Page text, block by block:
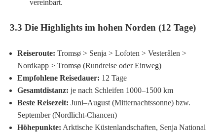
vereinbart.
3.3 Die Highlights im hohen Norden (12 Tage)
Reiseroute: Tromsø > Senja > Lofoten > Vesterålen >
Nordkapp > Tromsø (Rundreise oder Einweg)
Empfohlene Reisedauer: 12 Tage
Gesamtdistanz: je nach Schleifen 1000–1500 km
Beste Reisezeit: Juni–August (Mitternachtssonne) bzw.
September (Nordlicht-Chancen)
Höhepunkte: Arktische Küstenlandschaften, Senja National